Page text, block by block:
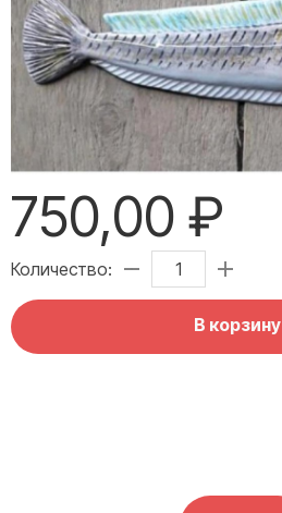
750,00 ₽
Количество:
В корзину